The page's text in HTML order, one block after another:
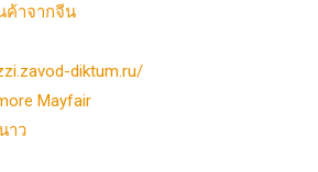
ค้าจากจีน
diktum.ru/
Mayfair
าว